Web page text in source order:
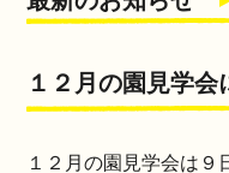
１２月の園見学会
１２月の園見学会は９